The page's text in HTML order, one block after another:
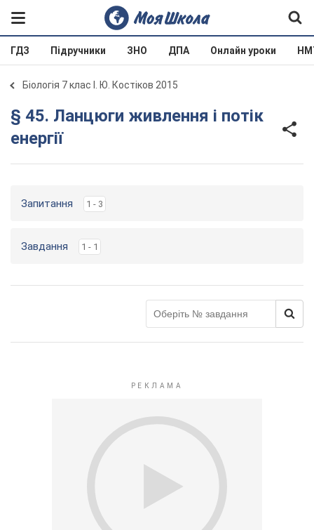
ГДЗ Підручники ЗНО ДПА Онлайн уроки
Біологія 7 клас І. Ю. Костіков 2015
§ 45. Ланцюги живлення і потік
енергії
Запитання 1 - 3
Завдання 1 - 1